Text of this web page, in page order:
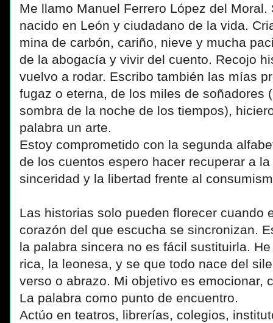
Me llamo Manuel Ferrero López del
nacido en León y ciudadano de la vida.
mina de carbón, cariño, nieve y mucha
de la abogacía y vivir del cuento. Recojo
vuelvo a rodar. Escribo también las mías
fugaz o eterna, de los miles de soñadores
sombra de la noche de los tiempos),
palabra un arte.
Estoy comprometido con la segunda
de los cuentos espero hacer recuperar a
sinceridad y la libertad frente al
Las historias solo pueden florecer cuando
corazón del que escucha se sincronizan.
la palabra sincera no es fácil sustituirla.
rica, la leonesa, y se que todo nace del
verso o abrazo. Mi objetivo es emocionar,
La palabra como punto de encuentro.
Actúo en teatros, librerías, colegios,